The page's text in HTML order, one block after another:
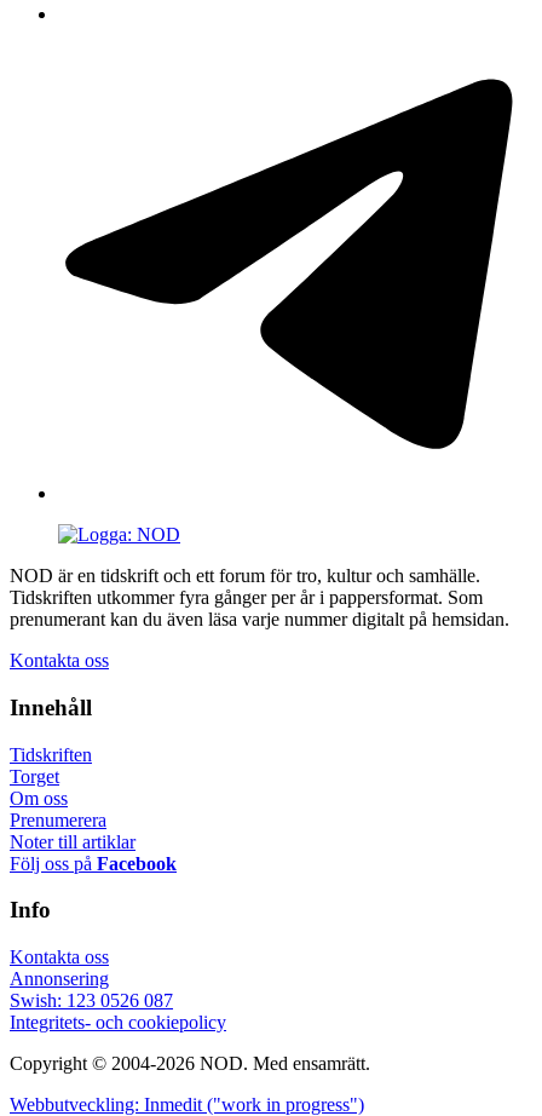
NOD är en tidskrift och ett forum för tro, kultur och samhälle.
Tidskriften utkommer fyra gånger per år i pappersformat. Som
prenumerant kan du även läsa varje nummer digitalt på hemsidan.
Kontakta oss
Innehåll
Tidskriften
Torget
Om oss
Prenumerera
Noter till artiklar
Följ oss på Facebook
Info
Kontakta oss
Annonsering
Swish: 123 0526 087
Integritets- och cookiepolicy
Copyright © 2004-2026 NOD. Med ensamrätt.
Webbutveckling: Inmedit ("work in progress")